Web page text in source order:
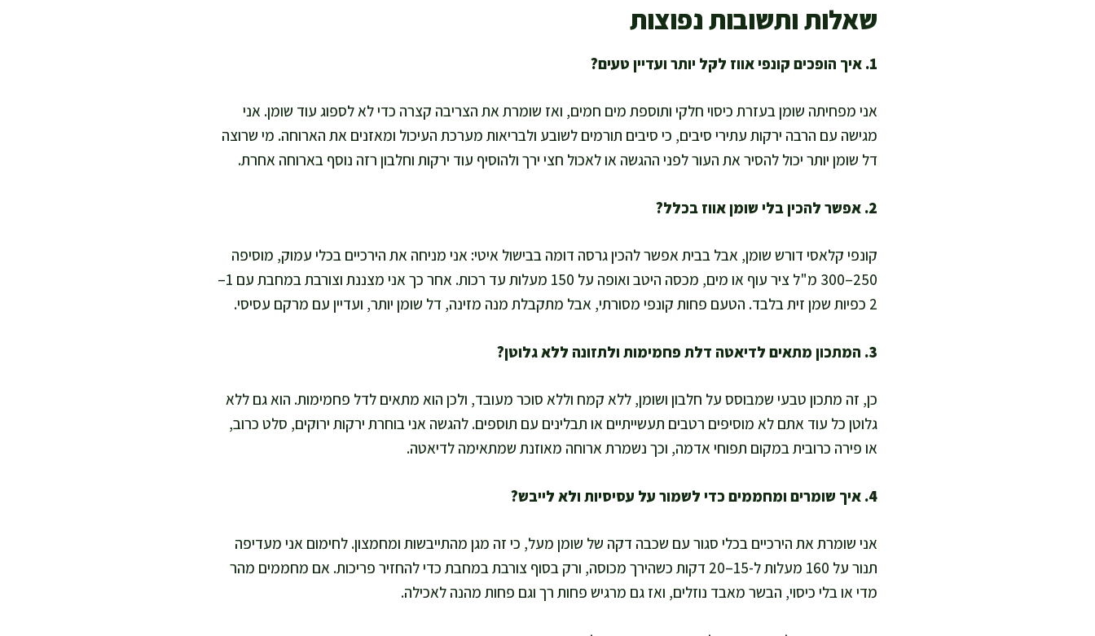
שאלות ותשובות נפוצות
1. איך הופכים קונפי אווז לקל יותר ועדיין טעים?
אני מפחיתה שומן בעזרת כיסוי חלקי ותוספת מים חמים, ואז שומרת את הצריבה קצרה כדי לא לספוג עוד שומן. אני
מגישה עם הרבה ירקות עתירי סיבים, כי סיבים תורמים לשובע ולבריאות מערכת העיכול ומאזנים את הארוחה. מי שרוצה
דל שומן יותר יכול להסיר את העור לפני ההגשה או לאכול חצי ירך ולהוסיף עוד ירקות וחלבון רזה נוסף בארוחה אחרת.
2. אפשר להכין בלי שומן אווז בכלל?
קונפי קלאסי דורש שומן, אבל בבית אפשר להכין גרסה דומה בבישול איטי: אני מניחה את הירכיים בכלי עמוק, מוסיפה
250–300 מ"ל ציר עוף או מים, מכסה היטב ואופה על 150 מעלות עד רכות. אחר כך אני מצננת וצורבת במחבת עם 1–
2 כפיות שמן זית בלבד. הטעם פחות קונפי מסורתי, אבל מתקבלת מנה מזינה, דל שומן יותר, ועדיין עם מרקם עסיסי.
3. המתכון מתאים לדיאטה דלת פחמימות ולתזונה ללא גלוטן?
כן, זה מתכון טבעי שמבוסס על חלבון ושומן, ללא קמח וללא סוכר מעובד, ולכן הוא מתאים לדל פחמימות. הוא גם ללא
גלוטן כל עוד אתם לא מוסיפים רטבים תעשייתיים או תבלינים עם תוספים. להגשה אני בוחרת ירקות ירוקים, סלט כרוב,
או פירה כרובית במקום תפוחי אדמה, וכך נשמרת ארוחה מאוזנת שמתאימה לדיאטה.
4. איך שומרים ומחממים כדי לשמור על עסיסיות ולא לייבש?
אני שומרת את הירכיים בכלי סגור עם שכבה דקה של שומן מעל, כי זה מגן מהתייבשות ומחמצון. לחימום אני מעדיפה
תנור על 160 מעלות ל-15–20 דקות כשהירך מכוסה, ורק בסוף צורבת במחבת כדי להחזיר פריכות. אם מחממים מהר
מדי או בלי כיסוי, הבשר מאבד נוזלים, ואז גם מרגיש פחות רך וגם פחות מהנה לאכילה.